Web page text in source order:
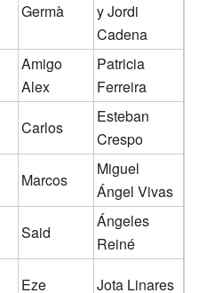
Germà
y Jordi
Cadena
Amigo
Alex
Patricia
Ferreira
Carlos
Esteban
Crespo
Marcos
Miguel
Ángel Vivas
Said
Ángeles
Reiné
Eze Jota Linares